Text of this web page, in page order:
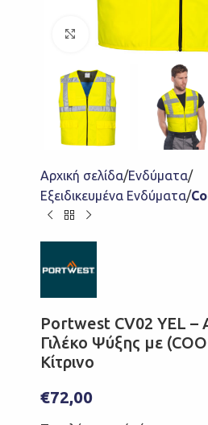
Αρχική σελίδα Ενδύματα
Εξειδικευμένα Ενδύματα
Portwest CV02 YEL –
Γιλέκο Ψύξης με
Κίτρινο
€72,00